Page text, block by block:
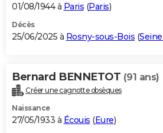
01/08/1944 à Paris (Paris)
Décès
25/06/2025 à Rosny-sous-Bois (
Bernard BENNETOT (91 ans)
Créer une cagnotte obsèques
Naissance
27/05/1933 à Écouis (Eure)